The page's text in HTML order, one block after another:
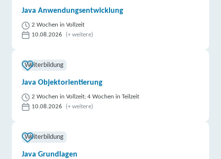
Java Anwendungsentwicklung
2 Wochen in Vollzeit
10.08.2026
(+ weitere)
Weiterbildung
Java Objektorientierung
2 Wochen in Vollzeit; 4 Wochen in Teilzeit
10.08.2026
(+ weitere)
Weiterbildung
Java Grundlagen